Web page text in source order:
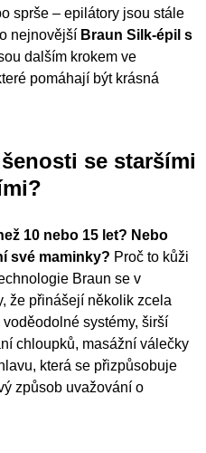
sprše – epilátory jsou stále
nejnovější Braun Silk-épil s
dalším krokem ve
pomáhají být krásná
se staršími
10 nebo 15 let? Nebo
své maminky? Proč to kůži
Braun se v
že přinášejí několik zcela
systémy, širší
chloupků, masážní válečky
která se přizpůsobuje
způsob uvažování o